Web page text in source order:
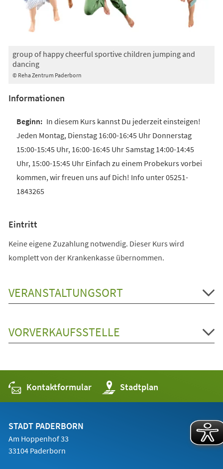
© Reha Zentrum Paderborn
group of happy cheerful sportive children jumping and
dancing
Informationen
In diesem Kurs kannst Du jederzeit einsteigen!
Jeden Montag, Dienstag 16:00-16:45 Uhr Donnerstag
15:00-15:45 Uhr, 16:00-16:45 Uhr Samstag 14:00-14:45
Uhr, 15:00-15:45 Uhr Einfach zu einem Probekurs vorbei
kommen, wir freuen uns auf Dich! Info unter 05251-
1843265
Eintritt
Keine eigene Zuzahlung notwendig. Dieser Kurs wird
komplett von der Krankenkasse übernommen.
VERANSTALTUNGSORT
VORVERKAUFSSTELLE
Kontaktformular Stadtplan
(Öffnet
in
einem
STADT PADERBORN
Am Hoppenhof 33
33104 Paderborn